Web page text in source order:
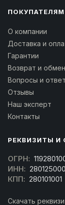
ПОКУПАТЕЛЯМ
О компании
Доставка и
Гарантии
Возврат и обмен
Вопросы и
Отзывы
Наш эксперт
Контакты
РЕКВИЗИТЫ И
ОГРН:
ИНН:
КПП: 280101001
Скачать